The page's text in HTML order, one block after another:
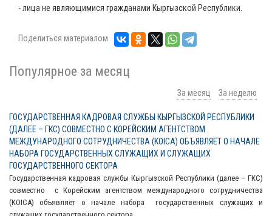
- лица не являющимися гражданами Кыргызской Республики.
Поделиться материалом
Популярное за месяц
За месяц За неделю
ГОСУДАРСТВЕННАЯ КАДРОВАЯ СЛУЖБЫ КЫРГЫЗСКОЙ РЕСПУБЛИКИ
(ДАЛЕЕ – ГКС) СОВМЕСТНО С КОРЕЙСКИМ АГЕНТСТВОМ
МЕЖДУНАРОДНОГО СОТРУДНИЧЕСТВА (KOICA) ОБЪЯВЛЯЕТ О НАЧАЛЕ
НАБОРА ГОСУДАРСТВЕННЫХ СЛУЖАЩИХ И СЛУЖАЩИХ
ГОСУДАРСТВЕННОГО СЕКТОРА
Государственная кадровая службы Кыргызской Республики (далее – ГКС)
совместно с Корейским агентством международного сотрудничества
(KOICA) объявляет о начале набора государственных служащих и